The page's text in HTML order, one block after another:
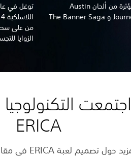
من على
الزوايا
عش كل لحظة بجوارحك عبر موسيقى تصويرية مؤثرة من ألحان Austin
Wintory، ملحن الألعاب الحائز على جوائز مثل Journey و The Banner Saga
التكنولوجيا
ERICA